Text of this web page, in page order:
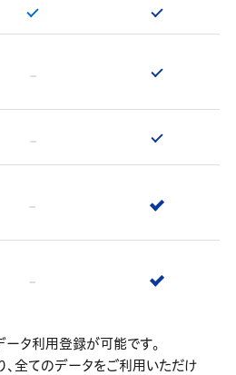
タ利用登録が可能です。
全てのデータをご利用いただけ